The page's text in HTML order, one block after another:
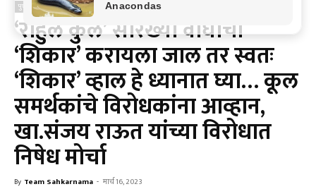
पुणे
‘राहुल कुल’ सारख्या वाघाची
‘शिकार’ करायला जाल तर स्वतः
‘शिकार’ व्हाल हे ध्यानात घ्या… कूल
समर्थकांचे विरोधकांना आव्हान,
खा.संजय राऊत यांच्या विरोधात
निषेध मोर्चा
By Team Sahkarnama - मार्च 16, 2023